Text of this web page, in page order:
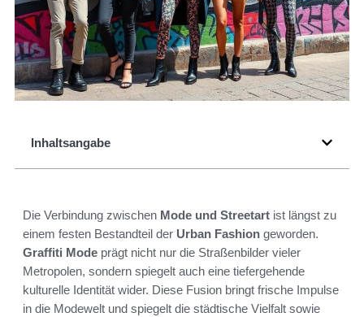
Inhaltsangabe
Die Verbindung zwischen Mode und Streetart ist längst zu
einem festen Bestandteil der Urban Fashion geworden.
Graffiti Mode prägt nicht nur die Straßenbilder vieler
Metropolen, sondern spiegelt auch eine tiefergehende
kulturelle Identität wider. Diese Fusion bringt frische Impulse
in die Modewelt und spiegelt die städtische Vielfalt sowie